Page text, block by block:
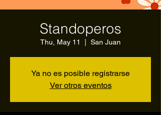
Standoperos
Thu, May 11 San Juan
Ya no es posible registrarse
Ver otros eventos